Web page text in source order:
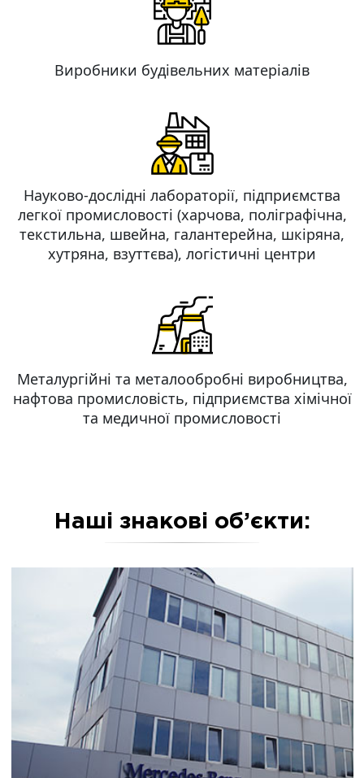
Виробники будівельних матеріалів
Науково-дослідні лабораторії, підприємства
легкої промисловості (харчова, поліграфічна,
текстильна, швейна, галантерейна, шкіряна,
хутряна, взуттєва), логістичні центри
Металургійні та металообробні виробництва,
нафтова промисловість, підприємства хімічної
та медичної промисловості
Наші знакові об’єкти: